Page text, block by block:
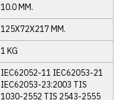
10.0 MM.
125X72X217 MM.
1 KG
IEC62052-11 IEC62053-21
IEC62053-23:2003 TIS
1030-2552 TIS 2543-2555